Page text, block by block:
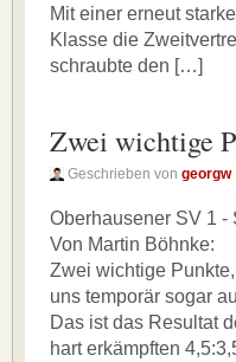
Mit einer erneut
Klasse die
schraubte den […]
Zwei wichtige
Geschrieben von georgw
Oberhausener SV 1 -
Von Martin Böhnke:
Zwei wichtige
uns temporär sogar
Das ist das Resultat
hart erkämpften